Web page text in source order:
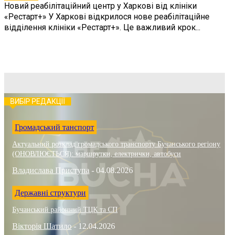
Новий реабілітаційний центр у Харкові від клініки
«Рестарт+» У Харкові відкрилося нове реабілітаційне
відділення клініки «Рестарт+». Це важливий крок...
ВИБІР РЕДАКЦІЇ
Громадський танспорт
Актуальний розклад громадського транспорту Бучанського регіону
(ОНОВЛЮЄТЬСЯ): маршрутки, електрички, автобуси
Владислава Приступа - 04.08.2026
Державні структури
Бучанський районний ТЦК та СП
Вікторія Шатило - 12.04.2026